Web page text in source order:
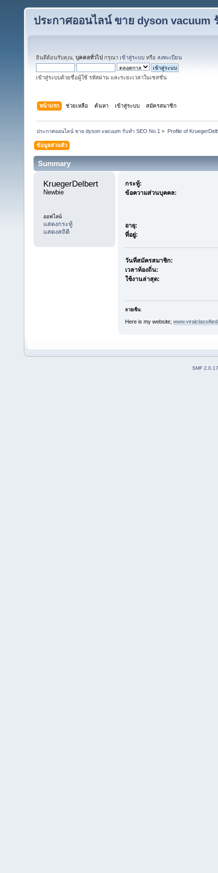
ประกาศออนไลน์ ขาย dyson vacuum
ยินดีต้อนรับคุณ, บุคคลทั่วไป กรุณา เข้าสู่ระบบ หรือ ลงทะเบียน
เข้าสู่ระบบด้วยชื่อผู้ใช้ รหัสผ่าน และระยะเวลาในเซสชั่น
หน้าแรก ช่วยเหลือ ค้นหา เข้าสู่ระบบ สมัครสมาชิก
ประกาศออนไลน์ ขาย dyson vacuum รับทำ SEO No.1 » Profile of
ข้อมูลส่วนตัว
Summary
KruegerDelbert
Newbie
ออฟไลน์
แสดงกระทู้
แสดงสถิติ
กระทู้:
ข้อความส่วนบุคคล:
อายุ:
ที่อยู่:
วันที่สมัครสมาชิก:
เวลาท้องถิ่น:
ใช้งานล่าสุด:
ลายเซ็น:
Here is my website;
SMF 2.0.17